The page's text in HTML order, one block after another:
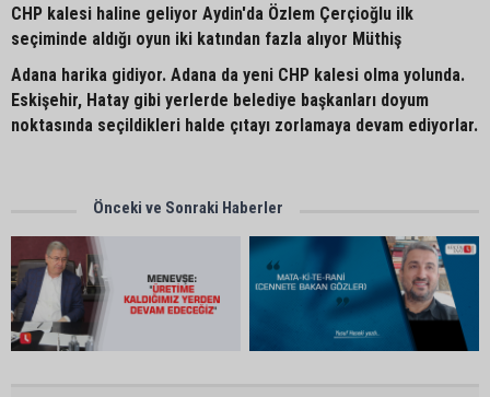
CHP kalesi haline geliyor Aydin'da Özlem Çerçioğlu ilk
seçiminde aldığı oyun iki katından fazla alıyor Müthiş
Adana harika gidiyor. Adana da yeni CHP kalesi olma yolunda.
Eskişehir, Hatay gibi yerlerde belediye başkanları doyum
noktasında seçildikleri halde çıtayı zorlamaya devam ediyorlar.
Önceki ve Sonraki Haberler